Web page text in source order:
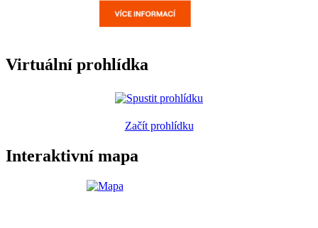
Virtuální prohlídka
Začít prohlídku
Interaktivní mapa